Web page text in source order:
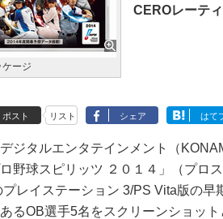
ケージ
CEROレーテ
ポスト リスト シェア はて
ジタルエンタテインメント（
野球スピリッツ ２０１４」（プロ
プレイステーション 3/PS Vita版の早
るOB選手5名をスクリーンショット